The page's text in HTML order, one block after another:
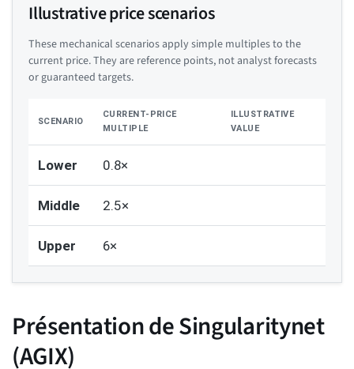
Illustrative price scenarios
These mechanical scenarios apply simple multiples to the
current price. They are reference points, not analyst forecasts
or guaranteed targets.
SCENARIO
CURRENT-PRICE
MULTIPLE
ILLUSTRATIVE
VALUE
Lower 0.8×
Middle 2.5×
Upper 6×
Présentation de Singularitynet
(AGIX)